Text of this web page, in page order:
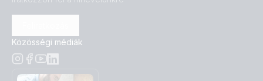
Közösségi médiák